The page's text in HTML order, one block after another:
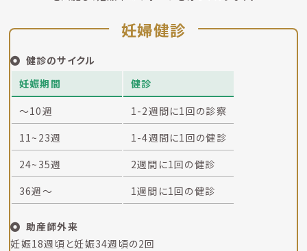
妊婦健診
健診のサイクル
妊娠期間
健診
～10週
1-2週間に1回の診察
11~23週
1-4週間に1回の健診
24~35週
2週間に1回の健診
36週～
1週間に1回の健診
助産師外来
妊娠18週頃と妊娠34週頃の2回